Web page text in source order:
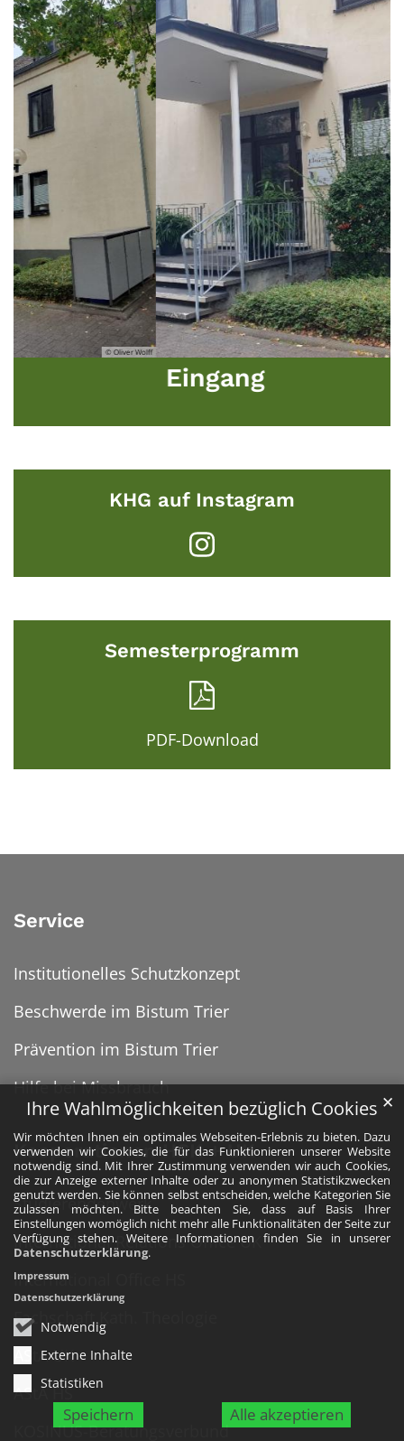
Ihre Wahlmöglichkeiten bezüglich Cookies
Wir möchten Ihnen ein optimales Webseiten-Erlebnis zu bieten. Dazu
verwenden wir Cookies, die für das Funktionieren unserer Website
notwendig sind. Mit Ihrer Zustimmung verwenden wir auch Cookies,
die zur Anzeige externer Inhalte oder zu anonymen Statistikzwecken
genutzt werden. Sie können selbst entscheiden, welche Kategorien Sie
zulassen möchten. Bitte beachten Sie, dass auf Basis Ihrer
Einstellungen womöglich nicht mehr alle Funktionalitäten der Seite zur
Verfügung stehen. Weitere Informationen finden Sie in unserer
Datenschutzerklärung.
Notwendig
Externe Inhalte
Statistiken
Speichern Alle akzeptieren
✕
Impressum
Datenschutzerklärung
© Oliver Wolff
KHG auf Instagram
Semesterprogramm
PDF-Download
Service
Institutionelles Schutzkonzept
Beschwerde im Bistum Trier
Prävention im Bistum Trier
Hilfe bei Missbrauch
Kooperationen HSK + UK
Studierendenwerk
International Relations Office UK
International Office HS
Fachschaft Kath. Theologie
AStA UK
AStA HS
KOSINUS-Beratungsverbund